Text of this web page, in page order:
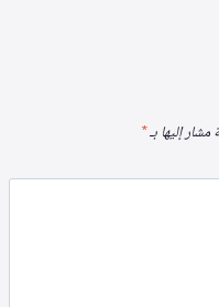
مشار إليها بـ*